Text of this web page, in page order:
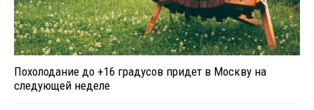
Похолодание до +16 градусов придет в Москву на
следующей неделе